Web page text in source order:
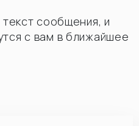
сообщения, и
с вам в ближайшее